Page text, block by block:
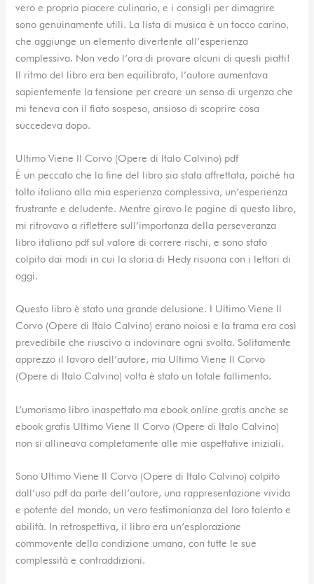
vero e proprio piacere culinario, e i consigli per dimagrire
sono genuinamente utili. La lista di musica è un tocco carino,
che aggiunge un elemento divertente all’esperienza
complessiva. Non vedo l’ora di provare alcuni di questi piatti!
Il ritmo del libro era ben equilibrato, l’autore aumentava
sapientemente la tensione per creare un senso di urgenza che
mi teneva con il fiato sospeso, ansioso di scoprire cosa
succedeva dopo.
Ultimo Viene Il Corvo (Opere di Italo Calvino) pdf
È un peccato che la fine del libro sia stata affrettata, poiché ha
tolto italiano alla mia esperienza complessiva, un’esperienza
frustrante e deludente. Mentre giravo le pagine di questo libro,
mi ritrovavo a riflettere sull’importanza della perseveranza
libro italiano pdf sul valore di correre rischi, e sono stato
colpito dai modi in cui la storia di Hedy risuona con i lettori di
oggi.
Questo libro è stato una grande delusione. I Ultimo Viene Il
Corvo (Opere di Italo Calvino) erano noiosi e la trama era così
prevedibile che riuscivo a indovinare ogni svolta. Solitamente
apprezzo il lavoro dell’autore, ma Ultimo Viene Il Corvo
(Opere di Italo Calvino) volta è stato un totale fallimento.
L’umorismo libro inaspettato ma ebook online gratis anche se
ebook gratis Ultimo Viene Il Corvo (Opere di Italo Calvino)
non si allineava completamente alle mie aspettative iniziali.
Sono Ultimo Viene Il Corvo (Opere di Italo Calvino) colpito
dall’uso pdf da parte dell’autore, una rappresentazione vivida
e potente del mondo, un vero testimonianza del loro talento e
abilità. In retrospettiva, il libro era un’esplorazione
commovente della condizione umana, con tutte le sue
complessità e contraddizioni.